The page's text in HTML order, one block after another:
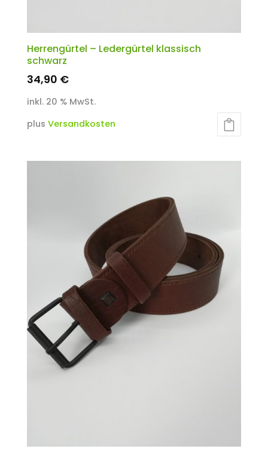
Herrengürtel – Ledergürtel klassisch
schwarz
34,90 €
inkl. 20 % MwSt.
plus Versandkosten